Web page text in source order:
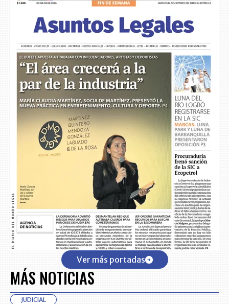
Ver más portadas
MÁS NOTICIAS
JUDICIAL